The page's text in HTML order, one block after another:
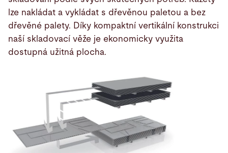
lze nakládat a vykládat s dřevěnou paletou a bez
dřevěné palety. Díky kompaktní vertikální konstrukci
naší skladovací věže je ekonomicky využita
dostupná užitná plocha.